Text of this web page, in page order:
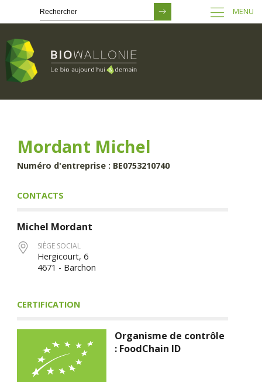
principal
MENU
Mordant Michel
Numéro d'entreprise : BE0753210740
CONTACTS
Michel Mordant
SIÈGE SOCIAL
Hergicourt, 6
4671 - Barchon
CERTIFICATION
Organisme de contrôle
: FoodChain ID